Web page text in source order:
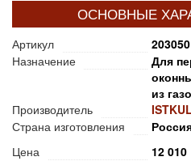
ОСНОВНЫЕ
Артикул
203050
Назначение
Для
из
Производитель
Страна изготовления
Цена
12 010